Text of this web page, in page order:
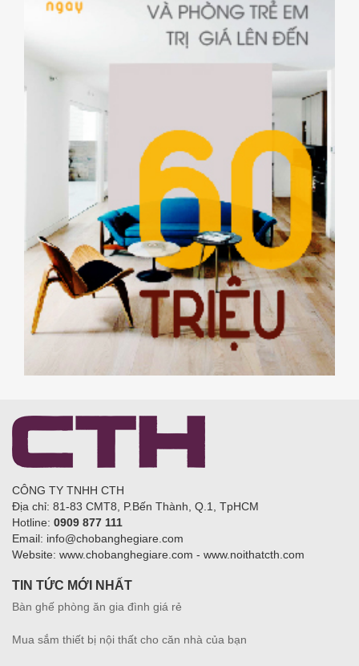
CÔNG TY TNHH CTH
Địa chỉ: 81-83 CMT8, P.Bến Thành, Q.1, TpHCM
Hotline: 0909 877 111
Email: info@chobanghegiare.com
Website: www.chobanghegiare.com - www.noithatcth.com
TIN TỨC MỚI NHẤT
Bàn ghế phòng ăn gia đình giá rẻ
Mua sắm thiết bị nội thất cho căn nhà của bạn